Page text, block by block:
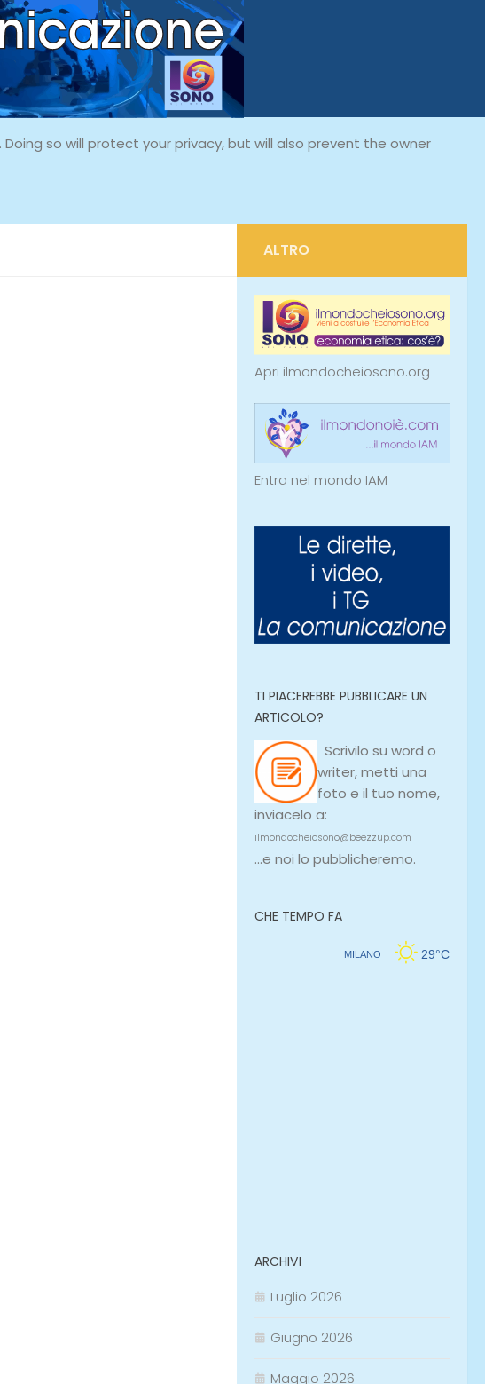
so will protect your privacy, but will also prevent the owner
ALTRO
Apri ilmondocheiosono.org
Entra nel mondo IAM
TI PIACEREBBE PUBBLICARE UN
ARTICOLO?
Scrivilo su word o
writer, metti una
foto e il tuo nome,
inviacelo a:
ilmondocheiosono@beezzup.com
...e noi lo pubblicheremo.
CHE TEMPO FA
ARCHIVI
Luglio 2026
Giugno 2026
Maggio 2026